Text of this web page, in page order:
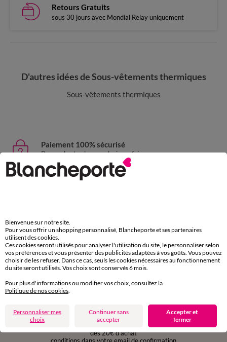
Retours Gratuits
sous 30 jours avec Mondial Relay uniquement
D'autres idées de Sous-vêtements thermiques
Sous-vêtements thermiques
Paiement 100% sécurisé
Payez plus tard ou en plusieurs fois
Livraison express
sous 30 jours avec Mondial Relay uniquement
Service clients
par chat et par téléphone
de 8h00 à 20h00 du lundi au samedi
en vous inscrivant à la newsletter
dès 20€ d’achat
Bienvenue sur notre site.
Pour vous offrir un shopping personnalisé, Blancheporte et ses partenaires
utilisent des cookies.
Ces cookies seront utilisés pour analyser l'utilisation du site, le personnaliser selon
vos préférences et vous présenter des publicités adaptées à vos goûts. Vous pouvez
choisir de les refuser. Dans ce cas, seuls les cookies nécessaires au fonctionnement
du site seront utilisés. Vos choix sont conservés 6 mois.
Pour plus d'informations ou modifier vos choix, consultez la
Politique de nos cookies
Personnaliser mes
choix
Continuer sans
accepter
Accepter et
fermer